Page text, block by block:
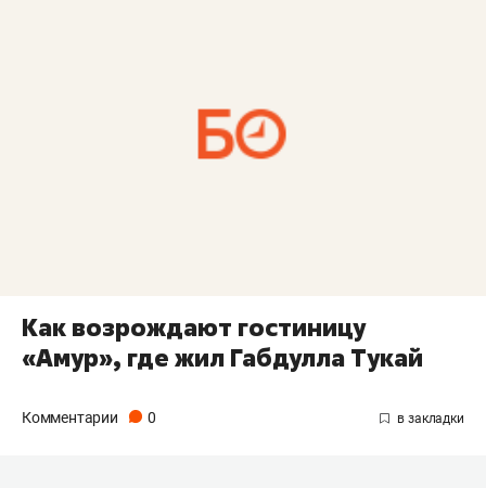
Как возрождают гостиницу
«Амур», где жил Габдулла Тукай
Комментарии 0